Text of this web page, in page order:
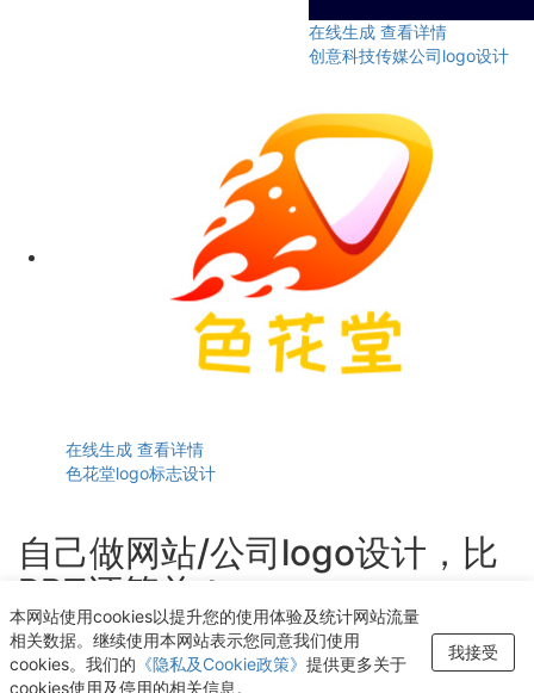
在线生成 查看详情
创意科技传媒公司logo设计
在线生成 查看详情
色花堂logo标志设计
自己做网站/公司logo设计，比
PPT还简单！
轻点几下即可获得个性化logo设计
开始生成LOGO
本网站使用cookies以提升您的使用体验及统计网站流量
相关数据。继续使用本网站表示您同意我们使用
cookies。我们的 《隐私及Cookie政策》 提供更多关于
cookies使用及停用的相关信息。
我接受